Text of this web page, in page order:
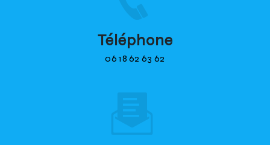
Téléphone
06 18 62 63 62